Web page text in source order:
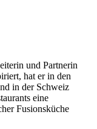
und Partnerin
hat er in den
in der Schweiz
eine
Fusionsküche